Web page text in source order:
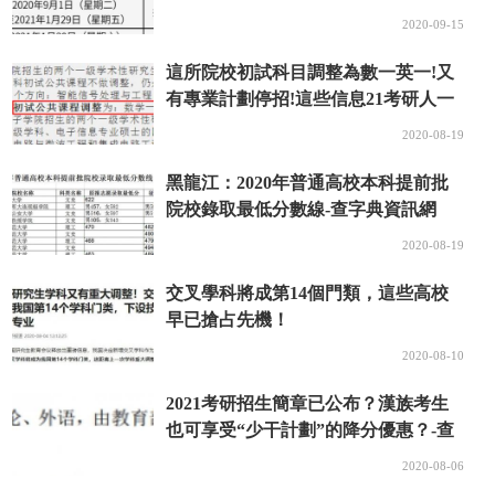
2020-09-15
這所院校初試科目調整為數一英一!又
有專業計劃停招!這些信息21考研人一
2020-08-19
黑龍江：2020年普通高校本科提前批
院校錄取最低分數線-查字典資訊網
2020-08-19
交叉學科將成第14個門類，這些高校
早已搶占先機！
2020-08-10
2021考研招生簡章已公布？漢族考生
也可享受“少干計劃”的降分優惠？-查
2020-08-06